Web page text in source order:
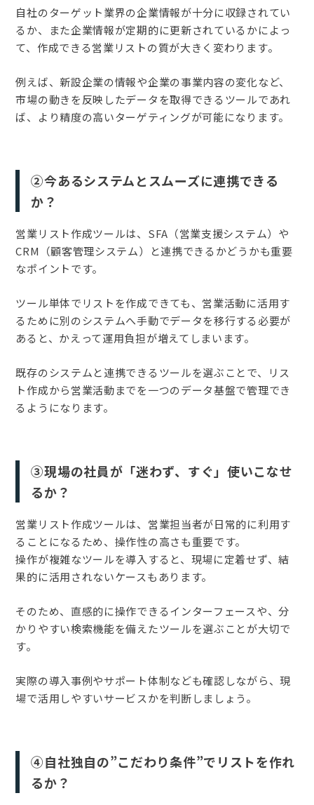
自社のターゲット業界の企業情報が十分に収録されてい
るか、また企業情報が定期的に更新されているかによっ
て、作成できる営業リストの質が大きく変わります。
例えば、新設企業の情報や企業の事業内容の変化など、
市場の動きを反映したデータを取得できるツールであれ
ば、より精度の高いターゲティングが可能になります。
②今あるシステムとスムーズに連携できる
か？
営業リスト作成ツールは、SFA（営業支援システム）や
CRM（顧客管理システム）と連携できるかどうかも重要
なポイントです。
ツール単体でリストを作成できても、営業活動に活用す
るために別のシステムへ手動でデータを移行する必要が
あると、かえって運用負担が増えてしまいます。
既存のシステムと連携できるツールを選ぶことで、リス
ト作成から営業活動までを一つのデータ基盤で管理でき
るようになります。
③現場の社員が「迷わず、すぐ」使いこなせ
るか？
営業リスト作成ツールは、営業担当者が日常的に利用す
ることになるため、操作性の高さも重要です。
操作が複雑なツールを導入すると、現場に定着せず、結
果的に活用されないケースもあります。
そのため、直感的に操作できるインターフェースや、分
かりやすい検索機能を備えたツールを選ぶことが大切で
す。
実際の導入事例やサポート体制なども確認しながら、現
場で活用しやすいサービスかを判断しましょう。
④自社独自の”こだわり条件”でリストを作れ
るか？